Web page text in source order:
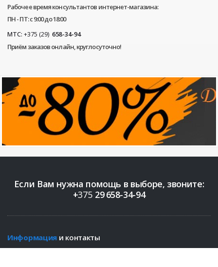
Рабочее время консультантов интернет-магазина:
ПН - ПТ: с 9:00 до 18:00
МТС: +375 (29) 658-34-94
Приём заказов онлайн, круглосуточно!
Если Вам нужна помощь в выборе, звоните:
+375 29658-34-94
Информация и контакты